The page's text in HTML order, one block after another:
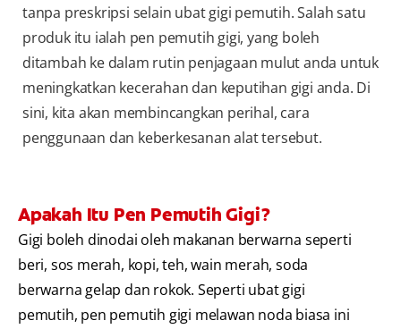
tanpa preskripsi selain ubat gigi pemutih. Salah satu
produk itu ialah pen pemutih gigi, yang boleh
ditambah ke dalam rutin penjagaan mulut anda untuk
meningkatkan kecerahan dan keputihan gigi anda. Di
sini, kita akan membincangkan perihal, cara
penggunaan dan keberkesanan alat tersebut.
Apakah Itu Pen Pemutih Gigi?
Gigi boleh dinodai oleh makanan berwarna seperti
beri, sos merah, kopi, teh, wain merah, soda
berwarna gelap dan rokok. Seperti ubat gigi
pemutih, pen pemutih gigi melawan noda biasa ini